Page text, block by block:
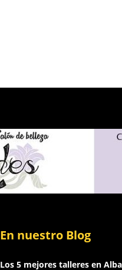
En nuestro Blog
Los 5 mejores talleres en